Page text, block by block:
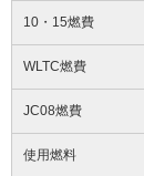
10・15燃費
WLTC燃費
JC08燃費
使用燃料